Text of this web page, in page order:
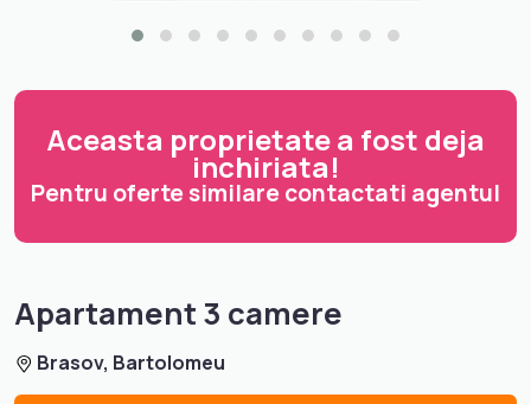
Aceasta proprietate a fost deja
inchiriata!
Pentru oferte similare contactati agentul
Apartament 3 camere
Brasov, Bartolomeu